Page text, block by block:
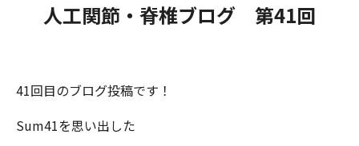
人工関節・脊椎ブログ 第41回
41回目のブログ投稿です！
Sum41を思い出した